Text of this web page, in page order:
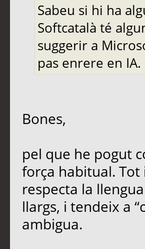
Sabeu si hi ha
Softcatalà té
suggerir a
pas enrere en IA.
Bones,
pel que he pogut
força habitual.
respecta la
llargs, i tendeix a
ambigua.